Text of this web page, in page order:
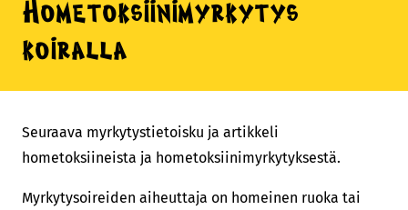
Hometoksiinimyrkytys
koiralla
Seuraava myrkytystietoisku ja artikkeli
hometoksiineista ja hometoksiinimyrkytyksestä.
Myrkytysoireiden aiheuttaja on homeinen ruoka tai